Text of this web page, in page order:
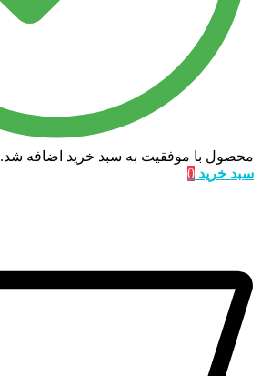
محصول با موفقیت به سبد خرید اضافه شد.
سبد خرید 0